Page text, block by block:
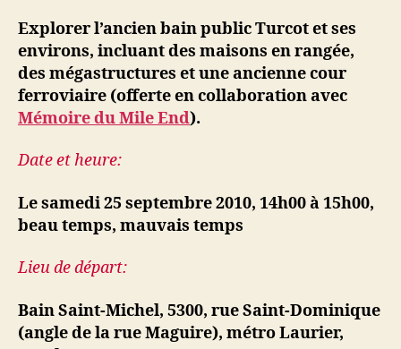
Explorer l’ancien bain public Turcot et ses
environs, incluant des maisons en rangée,
des mégastructures et une ancienne cour
ferroviaire (offerte en collaboration avec
Mémoire du Mile End).
Date et heure:
Le samedi 25 septembre 2010, 14h00 à 15h00,
beau temps, mauvais temps
Lieu de départ:
Bain Saint-Michel, 5300, rue Saint-Dominique
(angle de la rue Maguire), métro Laurier,